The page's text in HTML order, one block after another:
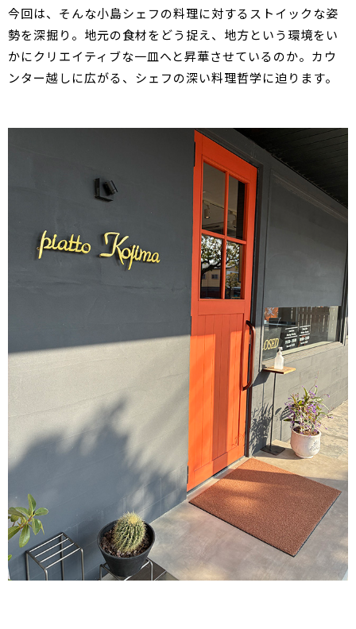
今回は、そんな小島シェフの料理に対するストイックな姿
勢を深掘り。地元の食材をどう捉え、地方という環境をい
かにクリエイティブな一皿へと昇華させているのか。カウ
ンター越しに広がる、シェフの深い料理哲学に迫ります。